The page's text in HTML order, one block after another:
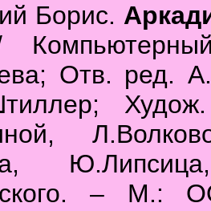
Борис.
Отв. ред.
– М.: